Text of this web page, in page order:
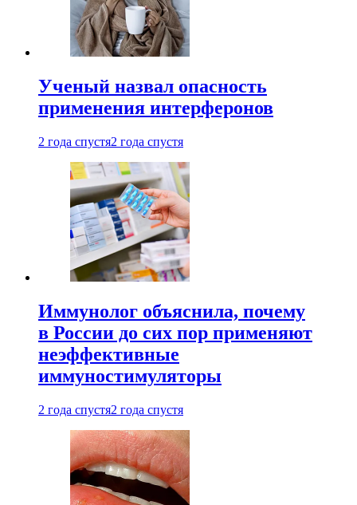
Ученый назвал опасность
применения интерферонов
2 года спустя2 года спустя
Иммунолог объяснила, почему
в России до сих пор применяют
неэффективные
иммуностимуляторы
2 года спустя2 года спустя